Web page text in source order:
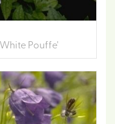
Pouffe'